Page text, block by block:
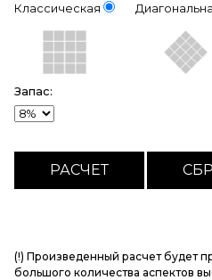
Классическая
Запас:
(!) Произведенный расчет будет
большого количества аспектов